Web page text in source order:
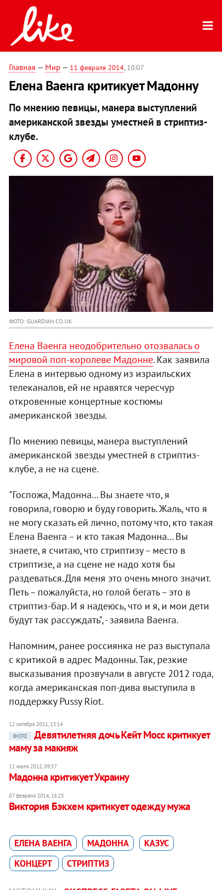
Главная — Мир — 11 февраля 2014, 10:07
Елена Ваенга критикует Мадонну
По мнению певицы, манера выступлений
американской звезды уместней в стриптиз-
клубе.
ФОТО: GUARDIAN.CO.UK
Елена Ваенга неодобрительно отозвалась о
мировой поп-королеве Мадонне. Как заявила
Елена в интервью одному из израильских
телеканалов, ей не нравятся чересчур
откровенные концертные костюмы
американской звезды.
По мнению певицы, манера выступлений
американской звезды уместней в стриптиз-
клубе, а не на сцене.
"Госпожа, Мадонна... Вы знаете что, я
говорила, говорю и буду говорить. Жаль, что я
не могу сказать ей лично, потому что, кто такая
Елена Ваенга – и кто такая Мадонна... Вы
знаете, я считаю, что стриптизу – место в
стриптизе, а на сцене не надо хотя бы
раздеваться. Для меня это очень много значит.
Петь – пожалуйста, но голой бегать – это в
стриптиз-бар. И я надеюсь, что и я, и мои дети
будут так рассуждать", - заявила Ваенга.
Напомним, ранее россиянка не раз выступала
с критикой в адрес Мадонны. Так, резкие
высказывания прозвучали в августе 2012 года,
когда американская поп-дива выступила в
поддержку Pussy Riot.
12 октября 2011, 13:14
ФОТО
Девятилетняя дочь Кейт Мосс критикует
маму за макияж
12 июля 2012, 09:57
Мадонна критикует Украину
07 февраля 2014, 16:25
Виктория Бэкхем критикует одежду мужа
ЕЛЕНА ВАЕНГА МАДОННA
КАЗУС
КОНЦЕРТ
СТРИПТИЗ